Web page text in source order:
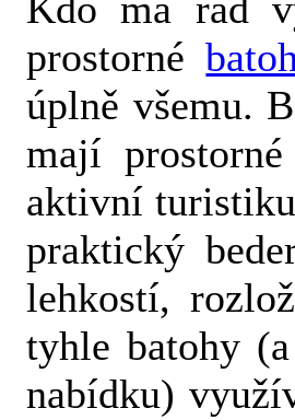
prostorné
úplně všemu.
mají
aktivní
praktický
lehkostí,
tyhle batohy
nabídku)